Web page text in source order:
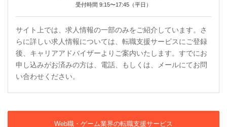
受付時間 9:15〜17:45（平日）
サイト上では、求人情報の一部のみをご紹介しています。さ
らに詳しい求人情報については、転職支援サービスにご登録
後、キャリアアドバイザーよりご案内いたします。すでにお
申し込みがお済みの方は、電話、もしくは、メールにてお問
い合わせください。
Web職・ゲーム業界の転職支援サービス